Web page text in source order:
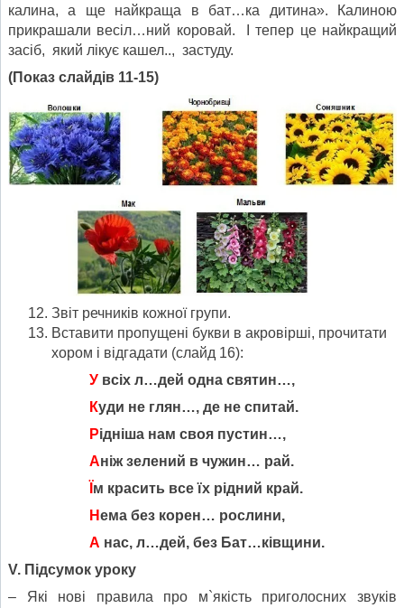
калина, а ще найкраща в бат…ка дитина». Калиною
прикрашали весіл…ний коровай. І тепер це найкращий
засіб, який лікує кашел.., застуду.
(Показ слайдів 11-15)
Звіт речників кожної групи.
Вставити пропущені букви в акровірші, прочитати
хором і відгадати (слайд 16):
У всіх л…дей одна святин…,
Куди не глян…, де не спитай.
Рідніша нам своя пустин…,
Аніж зелений в чужин… рай.
м красить все їх рідний край.
Нема без корен… рослини,
А нас, л…дей, без Бат…ківщини.
V. Підсумок уроку
– Які нові правила про м`якість приголосних звуків